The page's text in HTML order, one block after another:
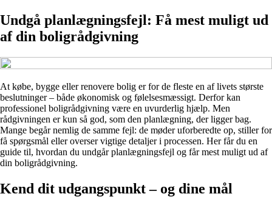
Undgå planlægningsfejl: Få mest muligt ud
af din boligrådgivning
At købe, bygge eller renovere bolig er for de fleste en af livets største
beslutninger – både økonomisk og følelsesmæssigt. Derfor kan
professionel boligrådgivning være en uvurderlig hjælp. Men
rådgivningen er kun så god, som den planlægning, der ligger bag.
Mange begår nemlig de samme fejl: de møder uforberedte op, stiller for
få spørgsmål eller overser vigtige detaljer i processen. Her får du en
guide til, hvordan du undgår planlægningsfejl og får mest muligt ud af
din boligrådgivning.
Kend dit udgangspunkt – og dine mål